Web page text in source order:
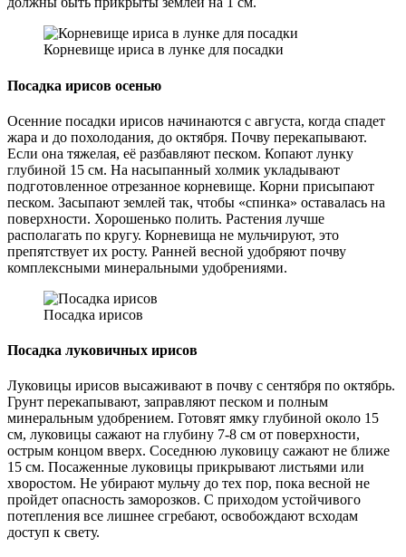
Корневище ириса в лунке для посадки
Посадка ирисов осенью
Осенние посадки ирисов начинаются с августа, когда спадет
жара и до похолодания, до октября. Почву перекапывают.
Если она тяжелая, её разбавляют песком. Копают лунку
глубиной 15 см. На насыпанный холмик укладывают
подготовленное отрезанное корневище. Корни присыпают
песком. Засыпают землей так, чтобы «спинка» оставалась на
поверхности. Хорошенько полить. Растения лучше
располагать по кругу. Корневища не мульчируют, это
препятствует их росту. Ранней весной удобряют почву
комплексными минеральными удобрениями.
Посадка ирисов
Посадка луковичных ирисов
Луковицы ирисов высаживают в почву с сентября по октябрь.
Грунт перекапывают, заправляют песком и полным
минеральным удобрением. Готовят ямку глубиной около 15
см, луковицы сажают на глубину 7-8 см от поверхности,
острым концом вверх. Соседнюю луковицу сажают не ближе
15 см. Посаженные луковицы прикрывают листьями или
хворостом. Не убирают мульчу до тех пор, пока весной не
пройдет опасность заморозков. С приходом устойчивого
потепления все лишнее сгребают, освобождают всходам
доступ к свету.